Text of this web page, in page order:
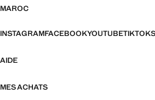
MAROC
INSTAGRAMFACEBOOKYOUTUBETIKTOK
AIDE
MES ACHATS